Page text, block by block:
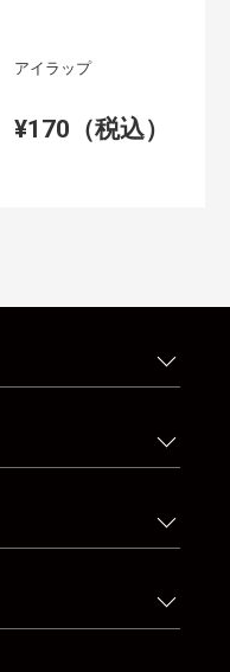
アイラップ
¥170（税込）